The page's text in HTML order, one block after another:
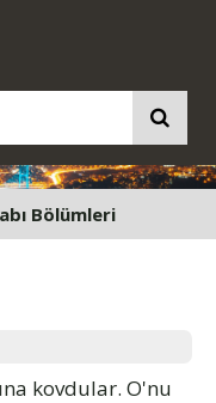
Bölümleri
kovdular. O'nu